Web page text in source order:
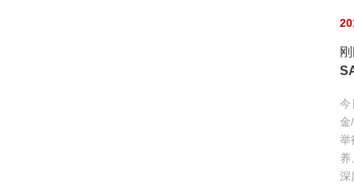
今
金
举
养
深